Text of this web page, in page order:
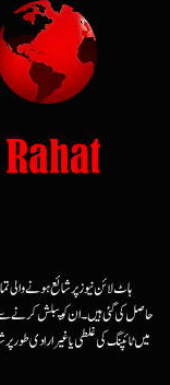
ہاٹ لائن نیوز پر شائع ہونے والی
حاصل کی گئی ہیں۔ ان کو پبلش کرنے سے
میں ٹائپنگ کی غلطی یا غیرارادی طور